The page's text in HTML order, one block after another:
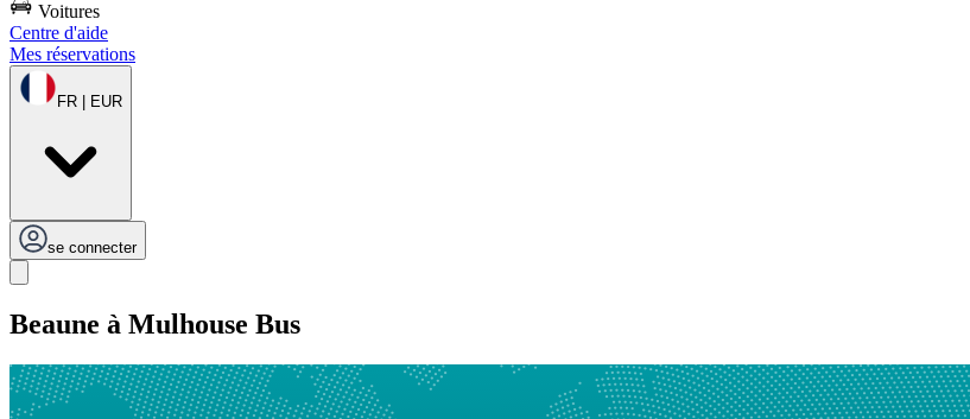
Voitures
Centre d'aide
Mes réservations
FR | EUR
se connecter
Beaune à Mulhouse Bus